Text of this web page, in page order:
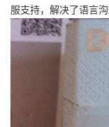
服支持，解决了语言